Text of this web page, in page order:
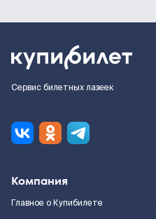
Сервис билетных лазеек
Компания
Главное о Купибилете